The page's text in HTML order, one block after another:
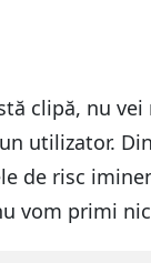
clipă, nu
utilizator.
de risc
vom primi